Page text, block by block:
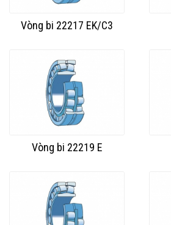
Vòng bi 22217 EK/C3
Vòng bi 22219 E